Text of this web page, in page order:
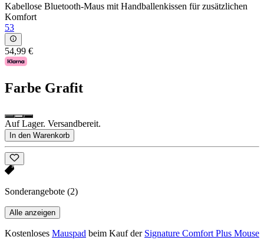
Kabellose Bluetooth-Maus mit Handballenkissen für zusätzlichen
Komfort
53
54,99 €
Farbe Grafit
Auf Lager. Versandbereit.
In den Warenkorb
Sonderangebote (2)
Alle anzeigen
Kostenloses Mauspad beim Kauf der Signature Comfort Plus Mouse